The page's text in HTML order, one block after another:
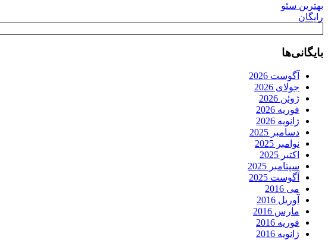
بهترین سئو
رایگان
بایگانی‌ها
آگوست 2026
جولای 2026
ژوئن 2026
فوریه 2026
ژانویه 2026
دسامبر 2025
نوامبر 2025
اکتبر 2025
سپتامبر 2025
آگوست 2025
می 2016
آوریل 2016
مارس 2016
فوریه 2016
ژانویه 2016